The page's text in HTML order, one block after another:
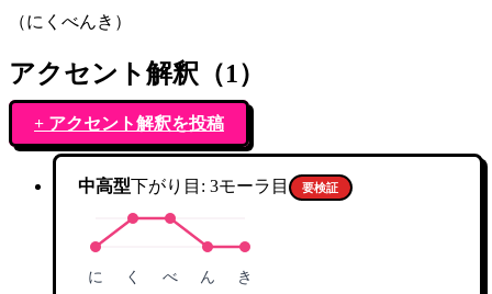
（にくべんき ）
アクセント解釈（1）
+ アクセント解釈を投稿
中高型下がり目: 3モーラ目 要検証
に く べ ん き